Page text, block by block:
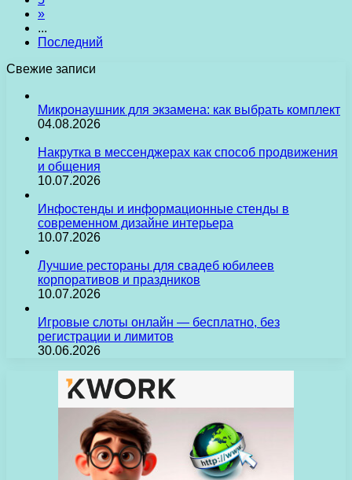
»
...
Последний
Свежие записи
Микронаушник для экзамена: как выбрать комплект
04.08.2026
Накрутка в мессенджерах как способ продвижения
и общения
10.07.2026
Инфостенды и информационные стенды в
современном дизайне интерьера
10.07.2026
Лучшие рестораны для свадеб юбилеев
корпоративов и праздников
10.07.2026
Игровые слоты онлайн — бесплатно, без
регистрации и лимитов
30.06.2026